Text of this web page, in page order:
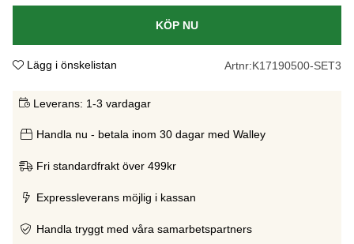
KÖP NU
Lägg i önskelistan Artnr:K17190500-SET3
Leverans: 1-3 vardagar
Handla nu - betala inom 30 dagar med Walley
Fri standardfrakt över 499kr
Expressleverans möjlig i kassan
Handla tryggt med våra samarbetspartners